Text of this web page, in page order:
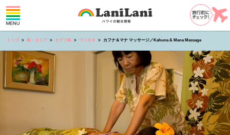
トップ 島・エリア オアフ島 ワイキキ カフナ＆マナ マッサージ／Kahuna & Mana Massage